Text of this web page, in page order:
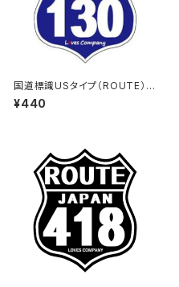
国道標識USタイプ（ROUTE）ス
テッカー 130号線
¥440